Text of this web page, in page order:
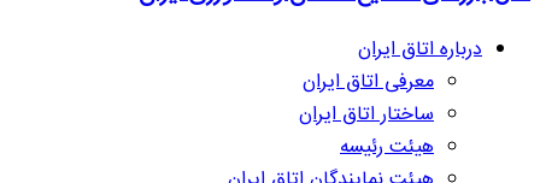
درباره اتاق ایران
معرفی اتاق ایران
ساختار اتاق ایران
هیئت رئیسه